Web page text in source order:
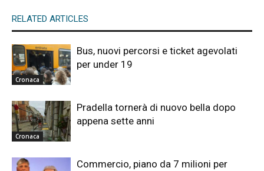
RELATED ARTICLES
Cronaca
Bus, nuovi percorsi e ticket agevolati
per under 19
Cronaca
Pradella tornerà di nuovo bella dopo
appena sette anni
Commercio, piano da 7 milioni per